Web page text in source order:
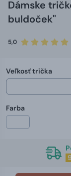
Dámske
buldoček"
5,0
Veľkosť trička
Farba